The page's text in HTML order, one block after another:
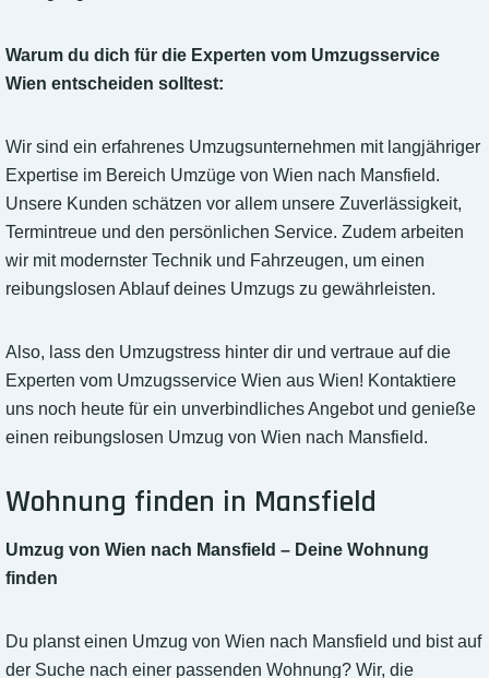
Warum du dich für die Experten vom Umzugsservice
Wien entscheiden solltest:
Wir sind ein erfahrenes Umzugsunternehmen mit langjähriger
Expertise im Bereich Umzüge von Wien nach Mansfield.
Unsere Kunden schätzen vor allem unsere Zuverlässigkeit,
Termintreue und den persönlichen Service. Zudem arbeiten
wir mit modernster Technik und Fahrzeugen, um einen
reibungslosen Ablauf deines Umzugs zu gewährleisten.
Also, lass den Umzugstress hinter dir und vertraue auf die
Experten vom Umzugsservice Wien aus Wien! Kontaktiere
uns noch heute für ein unverbindliches Angebot und genieße
einen reibungslosen Umzug von Wien nach Mansfield.
Wohnung finden in Mansfield
Umzug von Wien nach Mansfield – Deine Wohnung
finden
Du planst einen Umzug von Wien nach Mansfield und bist auf
der Suche nach einer passenden Wohnung? Wir, die